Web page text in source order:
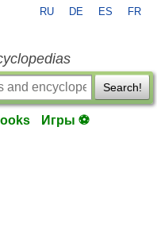
RU DE ES FR
Search!
Игры ⚽